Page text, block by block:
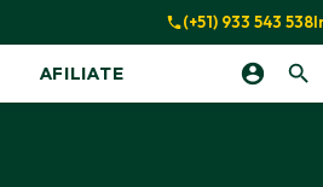
(+51) 933 543 538
AFILIATE